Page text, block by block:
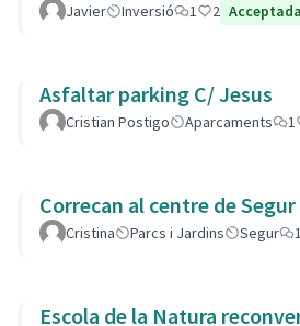
Javier Inversió 1 2 Acceptada
Asfaltar parking C/ Jesus
Cristian Postigo Aparcaments 1
Correcan al centre de Segur
Cristina Parcs i Jardins Segur 1
Escola de la Natura